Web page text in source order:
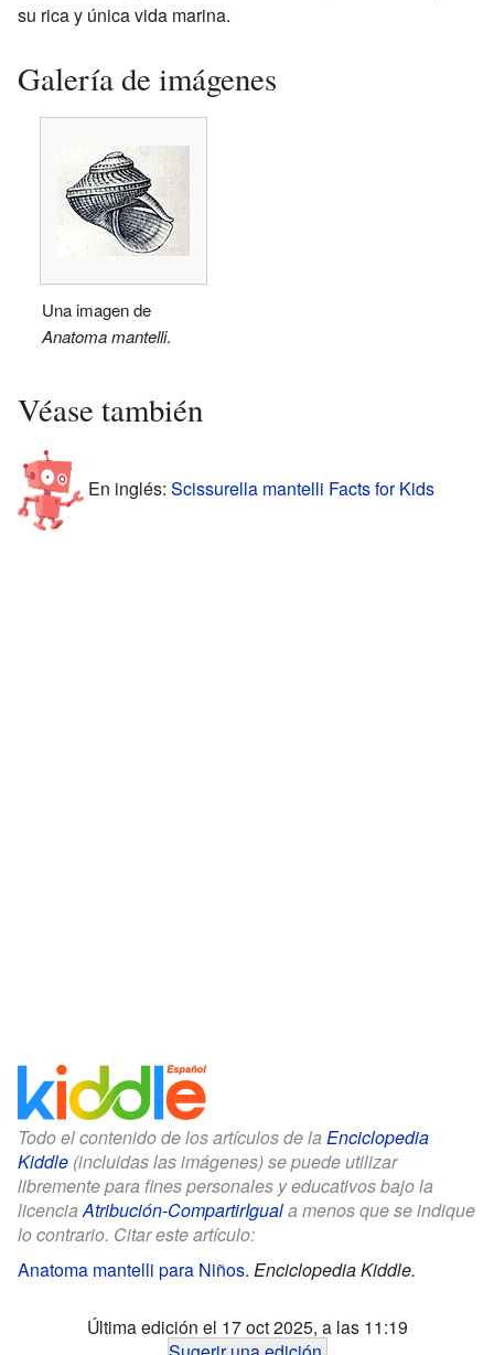
su rica y única vida marina.
Galería de imágenes
Una imagen de
Anatoma mantelli.
Véase también
En inglés: Scissurella mantelli Facts for Kids
Todo el contenido de los artículos de la Enciclopedia
Kiddle (incluidas las imágenes) se puede utilizar
libremente para fines personales y educativos bajo la
licenciaAtribución-CompartirIguala menos que se indique
lo contrario. Citar este artículo:
Anatoma mantelli para Niños. Enciclopedia Kiddle.
Última edición el 17 oct 2025, a las 11:19